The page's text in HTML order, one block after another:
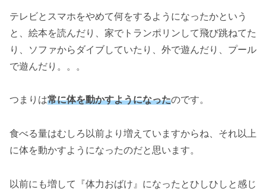
テレビとスマホをやめて何をするようになったかという
と、絵本を読んだり、家でトランポリンして飛び跳ねてた
り、ソファからダイブしていたり、外で遊んだり、プール
で遊んだり。。。
つまりは常に体を動かすようになったのです。
食べる量はむしろ以前より増えていますからね、それ以上
に体を動かすようになったのだと思います。
以前にも増して『体力おばけ』になったとひしひしと感じ